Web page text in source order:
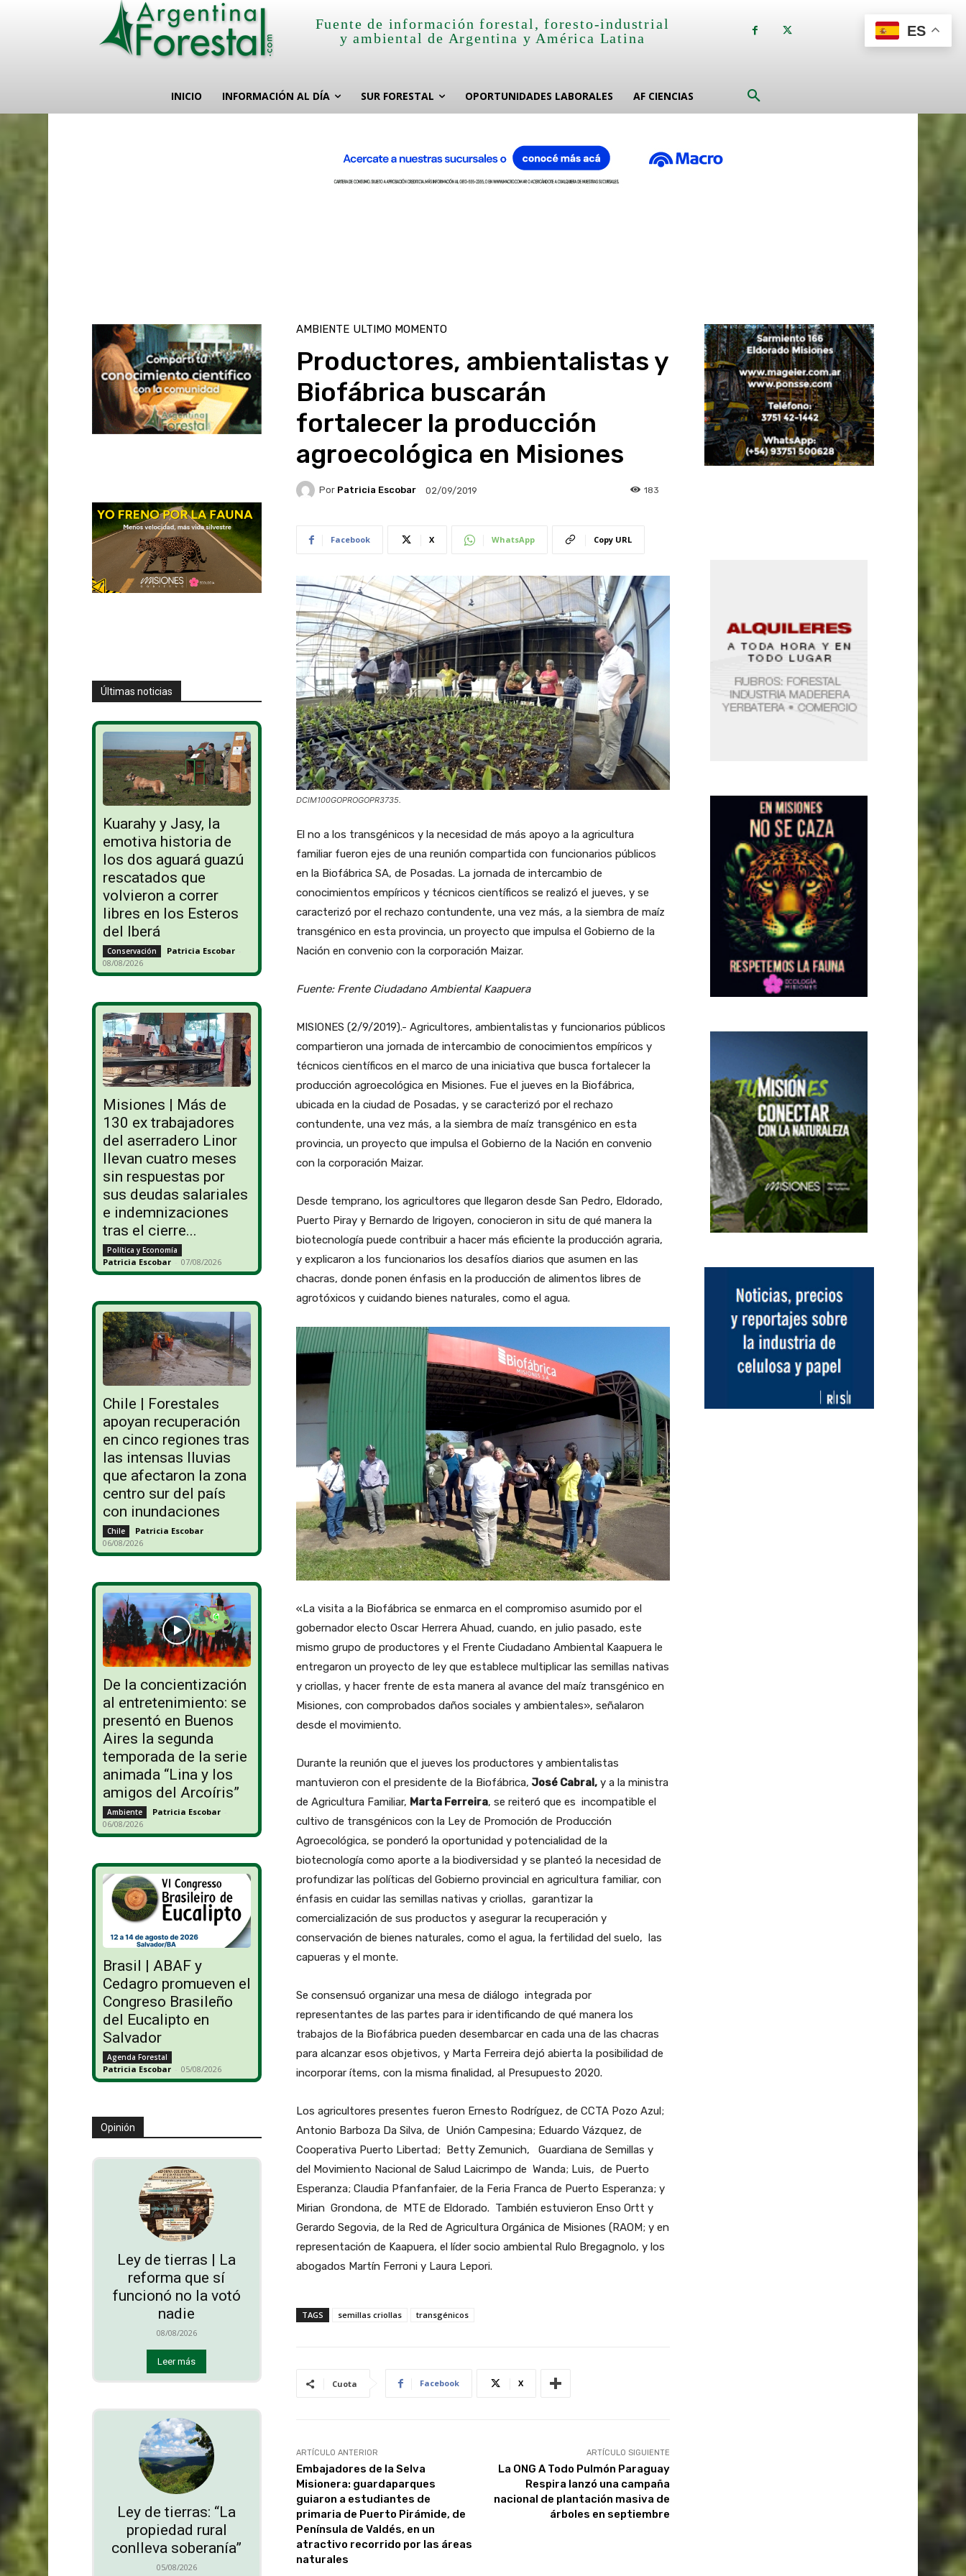
Fuente de información forestal, foresto-industrial
y ambiental de Argentina y América Latina
INICIO INFORMACIÓN AL DÍA SUR FORESTAL OPORTUNIDADES LABORALES AF CIENCIAS
Últimas noticias
Kuarahy y Jasy, la
emotiva historia de
los dos aguará guazú
rescatados que
volvieron a correr
libres en los Esteros
del Iberá
Conservación Patricia Escobar -
08/08/2026
Misiones | Más de
130 ex trabajadores
del aserradero Linor
llevan cuatro meses
sin respuestas por
sus deudas salariales
e indemnizaciones
tras el cierre...
Política y Economía
Patricia Escobar - 07/08/2026
Chile | Forestales
apoyan recuperación
en cinco regiones tras
las intensas lluvias
que afectaron la zona
centro sur del país
con inundaciones
Chile Patricia Escobar -
06/08/2026
De la concientización
al entretenimiento: se
presentó en Buenos
Aires la segunda
temporada de la serie
animada “Lina y los
amigos del Arcoíris”
Ambiente Patricia Escobar -
06/08/2026
Brasil | ABAF y
Cedagro promueven el
Congreso Brasileño
del Eucalipto en
Salvador
Agenda Forestal
Patricia Escobar - 05/08/2026
Opinión
Ley de tierras | La
reforma que sí
funcionó no la votó
nadie
08/08/2026
Leer más
Ley de tierras: “La
propiedad rural
conlleva soberanía”
05/08/2026
AMBIENTE ULTIMO MOMENTO
Productores, ambientalistas y
Biofábrica buscarán
fortalecer la producción
agroecológica en Misiones
Por Patricia Escobar 02/09/2019 183
Facebook X WhatsApp Copy URL
DCIM100GOPROGOPR3735.
El no a los transgénicos y la necesidad de más apoyo a la agricultura
familiar fueron ejes de una reunión compartida con funcionarios públicos
en la Biofábrica SA, de Posadas. La jornada de intercambio de
conocimientos empíricos y técnicos científicos se realizó el jueves, y se
caracterizó por el rechazo contundente, una vez más, a la siembra de maíz
transgénico en esta provincia, un proyecto que impulsa el Gobierno de la
Nación en convenio con la corporación Maizar.
Fuente: Frente Ciudadano Ambiental Kaapuera
MISIONES (2/9/2019).- Agricultores, ambientalistas y funcionarios públicos
compartieron una jornada de intercambio de conocimientos empíricos y
técnicos científicos en el marco de una iniciativa que busca fortalecer la
producción agroecológica en Misiones. Fue el jueves en la Biofábrica,
ubicada en la ciudad de Posadas, y se caracterizó por el rechazo
contundente, una vez más, a la siembra de maíz transgénico en esta
provincia, un proyecto que impulsa el Gobierno de la Nación en convenio
con la corporación Maizar.
Desde temprano, los agricultores que llegaron desde San Pedro, Eldorado,
Puerto Piray y Bernardo de Irigoyen, conocieron in situ de qué manera la
biotecnología puede contribuir a hacer más eficiente la producción agraria,
y explicaron a los funcionarios los desafíos diarios que asumen en las
chacras, donde ponen énfasis en la producción de alimentos libres de
agrotóxicos y cuidando bienes naturales, como el agua.
«La visita a la Biofábrica se enmarca en el compromiso asumido por el
gobernador electo Oscar Herrera Ahuad, cuando, en julio pasado, este
mismo grupo de productores y el Frente Ciudadano Ambiental Kaapuera le
entregaron un proyecto de ley que establece multiplicar las semillas nativas
y criollas, y hacer frente de esta manera al avance del maíz transgénico en
Misiones, con comprobados daños sociales y ambientales», señalaron
desde el movimiento.
Durante la reunión que el jueves los productores y ambientalistas
mantuvieron con el presidente de la Biofábrica, José Cabral,y a la ministra
de Agricultura Familiar, Marta Ferreira, se reiteró que es incompatible el
cultivo de transgénicos con la Ley de Promoción de Producción
Agroecológica, se ponderó la oportunidad y potencialidad de la
biotecnología como aporte a la biodiversidad y se planteó la necesidad de
profundizar las políticas del Gobierno provincial en agricultura familiar, con
énfasis en cuidar las semillas nativas y criollas, garantizar la
comercialización de sus productos y asegurar la recuperación y
conservación de bienes naturales, como el agua, la fertilidad del suelo, las
capueras y el monte.
Se consensuó organizar una mesa de diálogo integrada por
representantes de las partes para ir identificando de qué manera los
trabajos de la Biofábrica pueden desembarcar en cada una de las chacras
para alcanzar esos objetivos, y Marta Ferreira dejó abierta la posibilidad de
incorporar ítems, con la misma finalidad, al Presupuesto 2020.
Los agricultores presentes fueron Ernesto Rodríguez, de CCTA Pozo Azul;
Antonio Barboza Da Silva, de Unión Campesina; Eduardo Vázquez, de
Cooperativa Puerto Libertad; Betty Zemunich, Guardiana de Semillas y
del Movimiento Nacional de Salud Laicrimpo de Wanda; Luis, de Puerto
Esperanza; Claudia Pfanfanfaier, de la Feria Franca de Puerto Esperanza; y
Mirian Grondona, de MTE de Eldorado. También estuvieron Enso Ortt y
Gerardo Segovia, de la Red de Agricultura Orgánica de Misiones (RAOM; y en
representación de Kaapuera, el líder socio ambiental Rulo Bregagnolo, y los
abogados Martín Ferroni y Laura Lepori.
TAGS semillas criollas transgénicos
Cuota Facebook X
ARTÍCULO ANTERIOR
Embajadores de la Selva
Misionera: guardaparques
guiaron a estudiantes de
primaria de Puerto Pirámide, de
Península de Valdés, en un
atractivo recorrido por las áreas
naturales
ARTÍCULO SIGUIENTE
La ONG A Todo Pulmón Paraguay
Respira lanzó una campaña
nacional de plantación masiva de
árboles en septiembre
ES